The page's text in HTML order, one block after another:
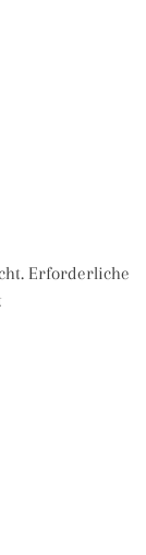
Erforderliche